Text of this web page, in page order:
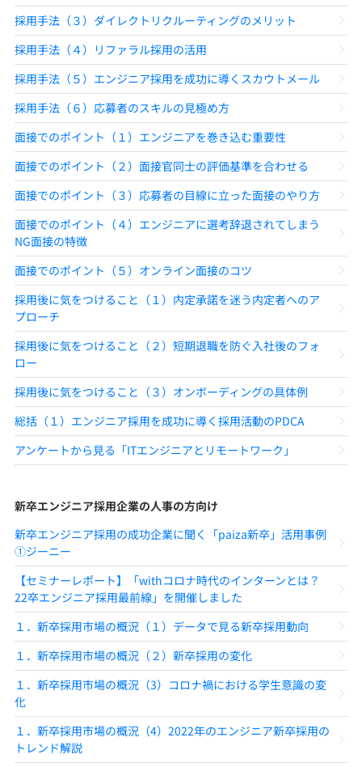
採用手法（３）ダイレクトリクルーティングのメリット
採用手法（４）リファラル採用の活用
採用手法（５）エンジニア採用を成功に導くスカウトメール
採用手法（６）応募者のスキルの見極め方
面接でのポイント（１）エンジニアを巻き込む重要性
面接でのポイント（２）面接官同士の評価基準を合わせる
面接でのポイント（３）応募者の目線に立った面接のやり方
面接でのポイント（４）エンジニアに選考辞退されてしまう
NG面接の特徴
面接でのポイント（５）オンライン面接のコツ
採用後に気をつけること（１）内定承諾を迷う内定者へのア
プローチ
採用後に気をつけること（２）短期退職を防ぐ入社後のフォ
ロー
採用後に気をつけること（３）オンボーディングの具体例
総括（１）エンジニア採用を成功に導く採用活動のPDCA
アンケートから見る「ITエンジニアとリモートワーク」
新卒エンジニア採用企業の人事の方向け
新卒エンジニア採用の成功企業に聞く「paiza新卒」活用事例
①ジーニー
【セミナーレポート】「withコロナ時代のインターンとは？
22卒エンジニア採用最前線」を開催しました
１．新卒採用市場の概況（１）データで見る新卒採用動向
１．新卒採用市場の概況（２）新卒採用の変化
１．新卒採用市場の概況（3）コロナ禍における学生意識の変
化
１．新卒採用市場の概況（4）2022年のエンジニア新卒採用の
トレンド解説